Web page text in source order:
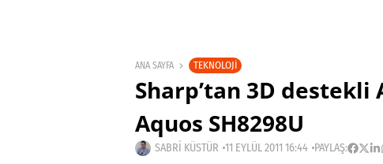
ANA SAYFA TEKNOLOJI
Sharp’tan 3D destekli
Aquos SH8298U
SABRI KÜSTÜR 11 EYLÜL 2011 16:44 PAYLAŞ: